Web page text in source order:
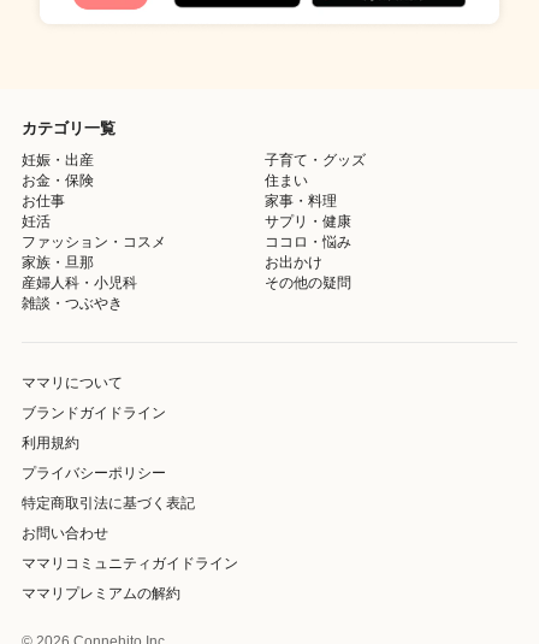
カテゴリ一覧
妊娠・出産
子育て・グッズ
お金・保険
住まい
お仕事
家事・料理
妊活
サプリ・健康
ファッション・コスメ
ココロ・悩み
家族・旦那
お出かけ
産婦人科・小児科
その他の疑問
雑談・つぶやき
ママリについて
ブランドガイドライン
利用規約
プライバシーポリシー
特定商取引法に基づく表記
お問い合わせ
ママリコミュニティガイドライン
ママリプレミアムの解約